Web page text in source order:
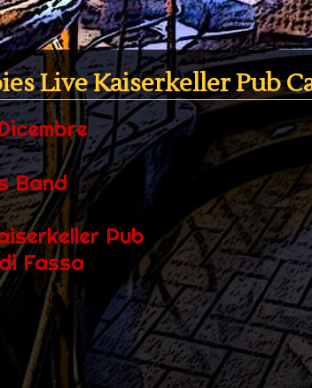
Live Kaiserkeller Pub
Band
Pub
Fassa